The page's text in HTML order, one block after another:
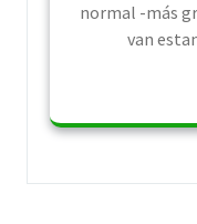
normal -más
van